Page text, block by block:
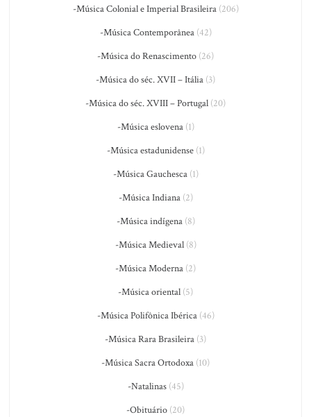
-Música Colonial e Imperial Brasileira(206)
-Música Contemporânea(42)
-Música do Renascimento (26)
-Música do séc. XVII – Itália (3)
-Música do séc. XVIII – Portugal (20)
-Música eslovena(1)
-Música estadunidense(1)
-Música Gauchesca(1)
-Música Indiana(2)
-Música indígena(8)
-Música Medieval(8)
-Música Moderna (2)
-Música oriental (5)
-Música Polifônica Ibérica(46)
-Música Rara Brasileira (3)
-Música Sacra Ortodoxa (10)
-Natalinas(45)
-Obituário (20)